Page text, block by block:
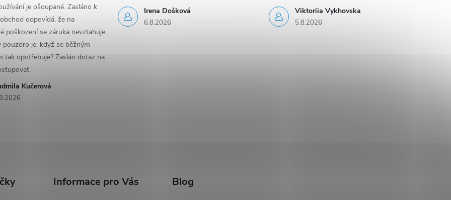
Kučerová
je ošoupané. Zasláno k
odpovídá, že na
poškození se záruka nevztahuje.
pouzdro je, když se běžným
tak opotřebuje? Zaslán dotaz na
Irena Došková
6.8.2026
Viktoriia Vykhovska
5.8.2026
Informace pro Vás Blog